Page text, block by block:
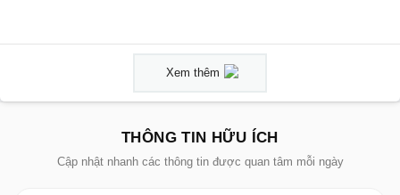
Xem thêm
THÔNG TIN HỮU ÍCH
Cập nhật nhanh các thông tin được quan tâm mỗi ngày